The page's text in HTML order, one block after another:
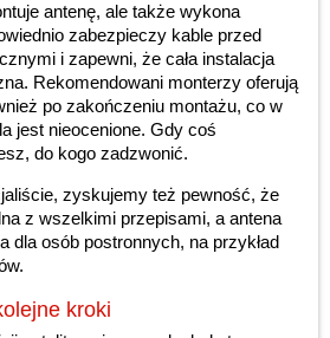
antenę, ale także wykona
zabezpieczy kable przed
i zapewni, że cała instalacja
Rekomendowani monterzy oferują
po zakończeniu montażu, co w
jest nieocenione. Gdy coś
do kogo zadzwonić.
zyskujemy też pewność, że
z wszelkimi przepisami, a antena
dla osób postronnych, na przykład
kroki